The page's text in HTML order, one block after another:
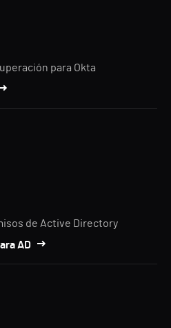
para Okta
de Active Directory
AD